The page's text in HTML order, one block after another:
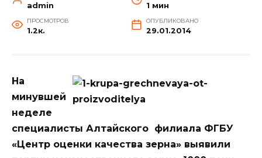
admin 1 мин
ПРОСМОТРОВ
1.2к.
ОПУБЛИКОВАНО
29.01.2014
На
минувшей
неделе
специалисты Алтайского филиала ФГБУ
«Центр оценки качества зерна» выявили